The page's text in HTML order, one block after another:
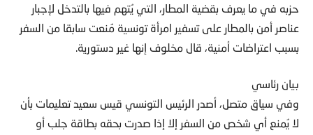
حزبه في ما يعرف بقضية المطار، التي يُتهم فيها بالتدخل لإجبار
عناصر أمن بالمطار على تسفير امرأة تونسية مُنعت سابقا من السفر
بسبب اعتراضات أمنية، قال مخلوف إنها غير دستورية.
بيان رئاسي
وفي سياق متصل، أصدر الرئيس التونسي قيس سعيد تعليمات بأن
لا يُمنع أي شخص من السفر إلا إذا صدرت بحقه بطاقة جلب أو